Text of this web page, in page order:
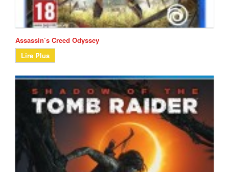
Assassin’s Creed Odyssey
Lire Plus